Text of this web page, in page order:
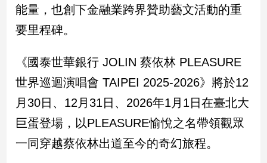
娛
樂
星
聞
流
行/
能量，也創下金融業跨界贊助藝文活動的重
要里程碑。
《國泰世華銀行 JOLIN 蔡依林 PLEASURE
世界巡迴演唱會 TAIPEI 2025-2026》將於12
月30日、12月31日、2026年1月1日在臺北大
巨蛋登場，以PLEASURE愉悅之名帶領觀眾
一同穿越蔡依林出道至今的奇幻旅程。